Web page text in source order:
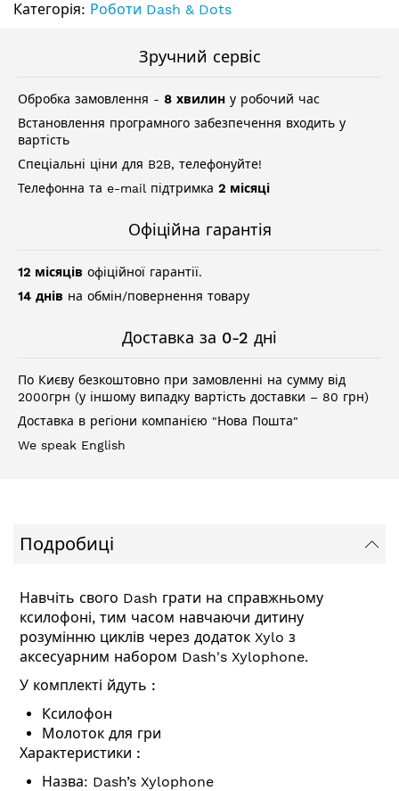
Категорія: Роботи Dash & Dots
Зручний сервіс
Обробка замовлення - 8 хвилин у робочий час
Встановлення програмного забезпечення входить у
вартість
Спеціальні ціни для B2B, телефонуйте!
Телефонна та e-mail підтримка 2 місяці
Офіційна гарантія
12 місяців офіційної гарантії.
14 днів на обмін/повернення товару
Доставка за 0-2 дні
По Києву безкоштовно при замовленні на сумму від
2000грн (у іншому випадку вартість доставки – 80 грн)
Доставка в регіони компанією "Нова Пошта"
We speak English
Подробиці
Навчіть свого Dash грати на справжньому
ксилофоні, тим часом навчаючи дитину
розумінню циклів через додаток Xylo з
аксесуарним набором Dash's Xylophone.
У комплекті йдуть :
Ксилофон
Молоток для гри
Характеристики :
Назва: Dash’s Xylophone